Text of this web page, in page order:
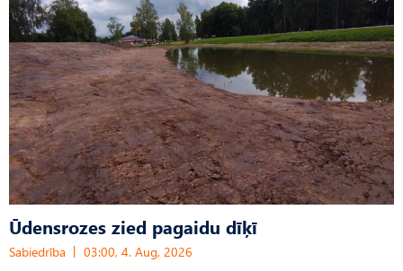
Ūdensrozes zied pagaidu dīķī
Sabiedrība 03:00, 4. Aug, 2026